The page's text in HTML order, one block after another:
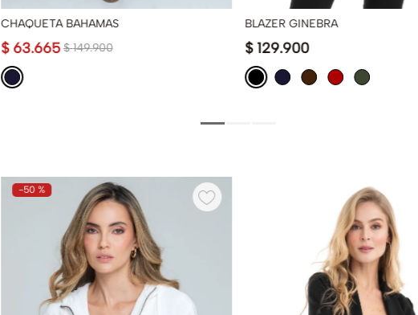
CHAQUETA BAHAMAS
$ 149.900
$ 63.665
BLAZER GINEBRA
$ 129.900
-50 %